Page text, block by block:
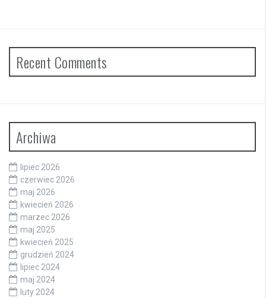
Recent Comments
Archiwa
lipiec 2026
czerwiec 2026
maj 2026
kwiecień 2026
marzec 2026
maj 2025
kwiecień 2025
grudzień 2024
lipiec 2024
maj 2024
luty 2024